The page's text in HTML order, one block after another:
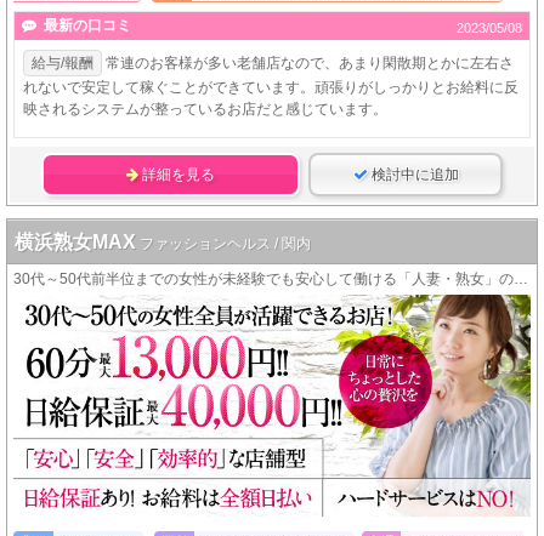
最新の口コミ 2023/05/08
給与/報酬
常連のお客様が多い老舗店なので、あまり閑散期とかに左右さ
れないで安定して稼ぐことができています。頑張りがしっかりとお給料に反
映されるシステムが整っているお店だと感じています。
詳細を見る 検討中に追加
横浜熟女MAX ファッションヘルス / 関内
30代～50代前半位までの女性が未経験でも安心して働ける「人妻・熟女」のお店です